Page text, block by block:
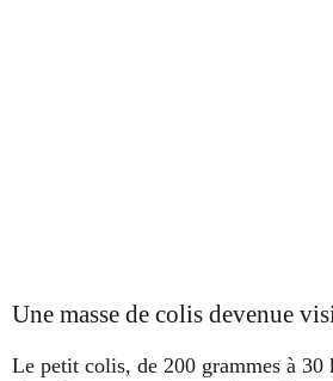
Une masse de colis devenue
Le petit colis, de 200 grammes à 30